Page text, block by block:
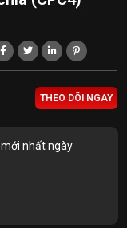
THEO DÕI NGAY
mới nhất ngày